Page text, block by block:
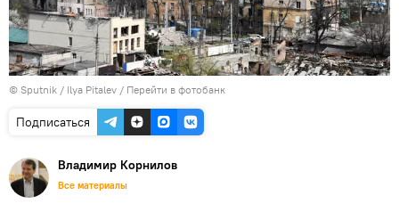
© Sputnik / Ilya Pitalev / Перейти в фотобанк
Подписаться
Владимир Корнилов
Все материалы